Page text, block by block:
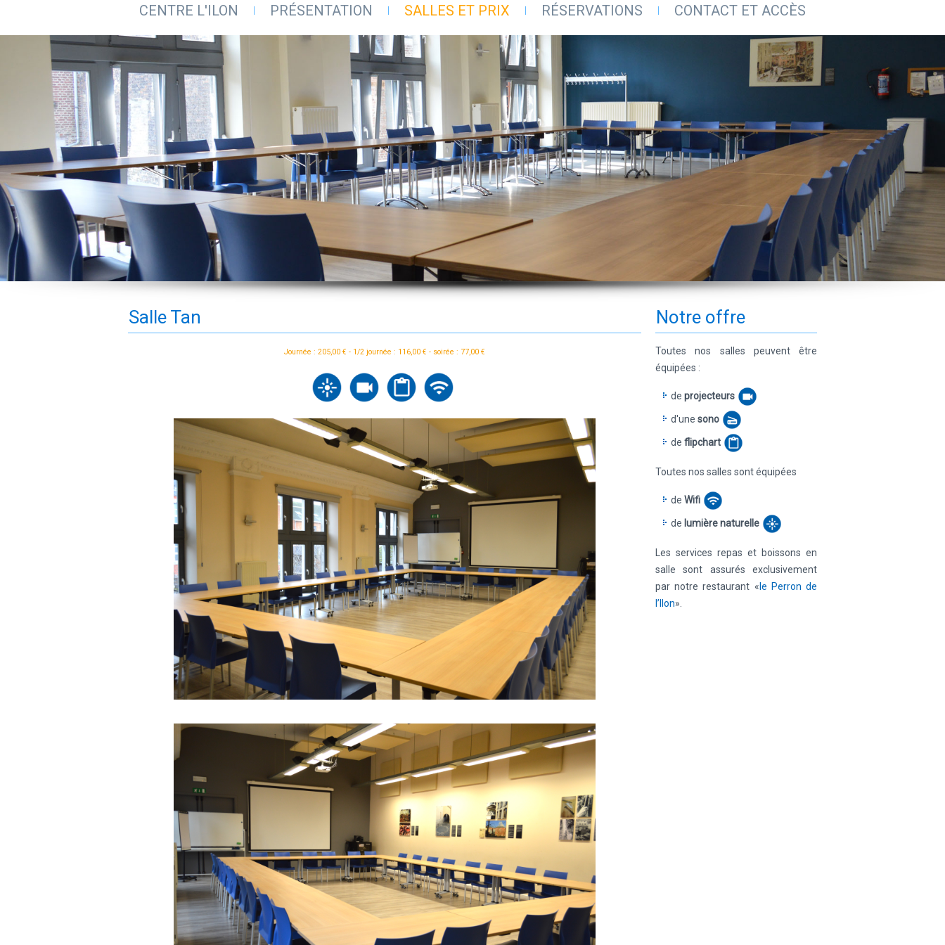
CENTRE L'ILON PRÉSENTATION SALLES ET PRIX RÉSERVATIONS CONTACT ET ACCÈS
Salle Tan
Journée : 205,00 € - 1/2 journée : 116,00 € - soirée : 77,00 €
Notre offre
Toutes nos salles peuvent être
équipées :
de projecteurs
d'une sono
de flipchart
Toutes nos salles sont équipées
de Wifi
de lumière naturelle
Les services repas et boissons en
salle sont assurés exclusivement
par notre restaurant « le Perron de
l’Ilon».